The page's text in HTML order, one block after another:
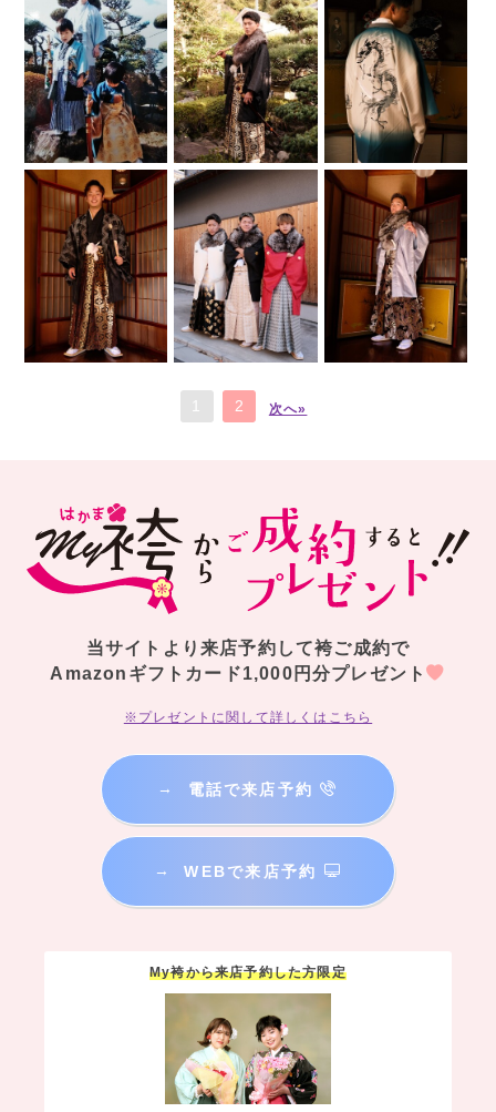
2 次へ»
当サイトより来店予約して袴ご成約で
Amazonギフトカード1,000円分プレゼント
※プレゼントに関して詳しくはこちら
→ 電話で来店予約
→ WEBで来店予約
My袴から来店予約した方限定